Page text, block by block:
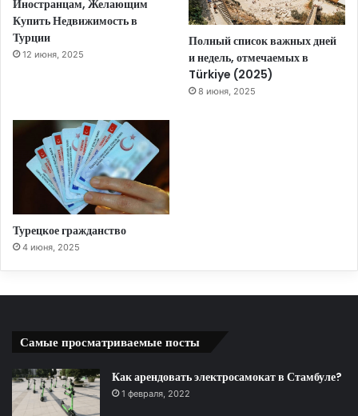
Иностранцам, Желающим
Купить Недвижимость в
Турции
12 июня, 2025
Полный список важных дней
и недель, отмечаемых в
Türkiye (2025)
8 июня, 2025
Турецкое гражданство
4 июня, 2025
Самые просматриваемые посты
Как арендовать электросамокат в Стамбуле?
1 февраля, 2022